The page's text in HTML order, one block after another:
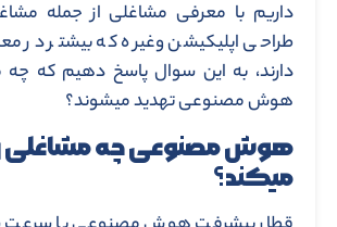
داریم با معرفی مشاغلی از جمله
طراحی اپلیکیشن وغیره که بیشتر در
دارند، به این سوال پاسخ دهیم که
هوش مصنوعی تهدید میشوند؟
هوش مصنوعی چه مشاغلی
میکند؟